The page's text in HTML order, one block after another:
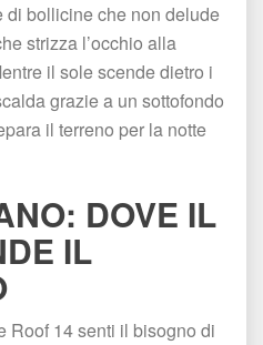
bollicine che non delude
strizza l’occhio alla
il sole scende dietro i
grazie a un sottofondo
il terreno per la notte
DOVE IL
IL
Roof 14 senti il bisogno di